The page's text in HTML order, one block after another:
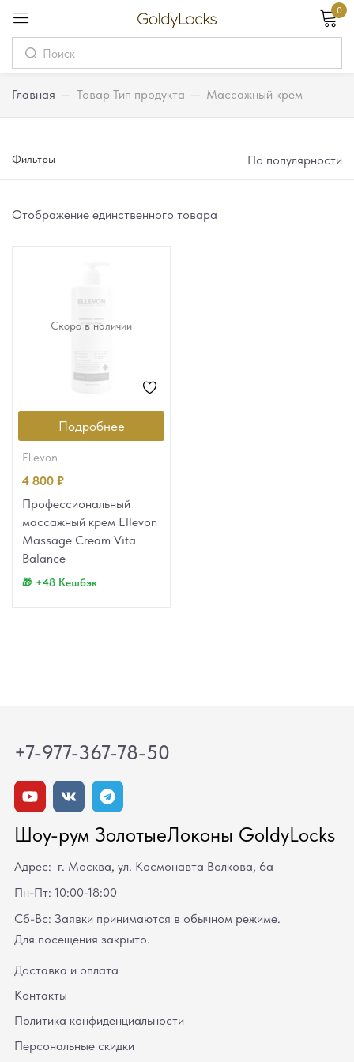
0
Главная — Товар Тип продукта — Массажный крем
Отображение единственного товара
Фильтры По популярности
Скоро в наличии
Подробнее
ellevon
4 800 ₽
Профессиональный
массажный крем Ellevon
Massage Cream Vita
Balance
+48 Кешбэк
+7-977-367-78-50
Шоу-рум ЗолотыеЛоконы GoldyLocks
Адрес: г. Москва, ул. Космонавта Волкова, 6а
Пн-Пт: 10:00-18:00
Сб-Вс: Заявки принимаются в обычном режиме.
Для посещения закрыто.
Доставка и оплата
Контакты
Политика конфиденциальности
Персональные скидки
Вход